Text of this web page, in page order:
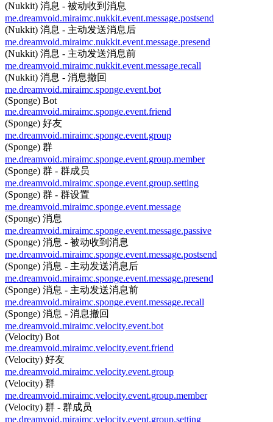
(Nukkit) 消息 - 被动收到消息
me.dreamvoid.miraimc.nukkit.event.message.postsend
(Nukkit) 消息 - 主动发送消息后
me.dreamvoid.miraimc.nukkit.event.message.presend
(Nukkit) 消息 - 主动发送消息前
me.dreamvoid.miraimc.nukkit.event.message.recall
(Nukkit) 消息 - 消息撤回
me.dreamvoid.miraimc.sponge.event.bot
(Sponge) Bot
me.dreamvoid.miraimc.sponge.event.friend
(Sponge) 好友
me.dreamvoid.miraimc.sponge.event.group
(Sponge) 群
me.dreamvoid.miraimc.sponge.event.group.member
(Sponge) 群 - 群成员
me.dreamvoid.miraimc.sponge.event.group.setting
(Sponge) 群 - 群设置
me.dreamvoid.miraimc.sponge.event.message
(Sponge) 消息
me.dreamvoid.miraimc.sponge.event.message.passive
(Sponge) 消息 - 被动收到消息
me.dreamvoid.miraimc.sponge.event.message.postsend
(Sponge) 消息 - 主动发送消息后
me.dreamvoid.miraimc.sponge.event.message.presend
(Sponge) 消息 - 主动发送消息前
me.dreamvoid.miraimc.sponge.event.message.recall
(Sponge) 消息 - 消息撤回
me.dreamvoid.miraimc.velocity.event.bot
(Velocity) Bot
me.dreamvoid.miraimc.velocity.event.friend
(Velocity) 好友
me.dreamvoid.miraimc.velocity.event.group
(Velocity) 群
me.dreamvoid.miraimc.velocity.event.group.member
(Velocity) 群 - 群成员
me.dreamvoid.miraimc.velocity.event.group.setting